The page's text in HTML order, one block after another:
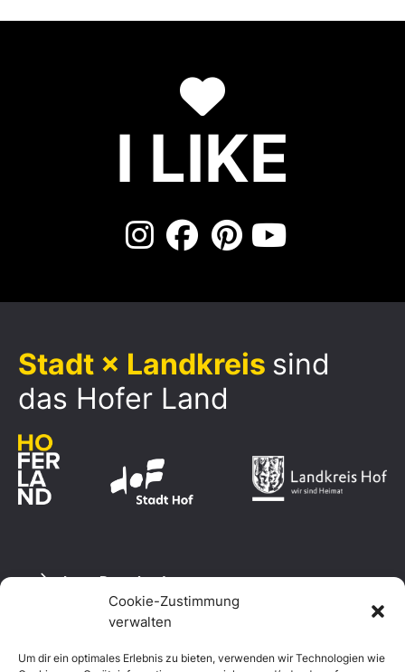
Cookie-Zustimmung
verwalten
Um dir ein optimales Erlebnis zu bieten, verwenden wir Technologien wie
I LIKE
Stadt × Landkreis sind
das Hofer Land
Logo Download
Datenschutzerklärung